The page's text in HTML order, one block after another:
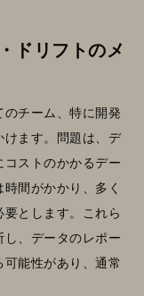
ドリフトのメ
チーム、特に開発
ます。問題は、デ
ストのかかるデー
間がかかり、多く
とします。これら
、データのレポー
可能性があり、通常